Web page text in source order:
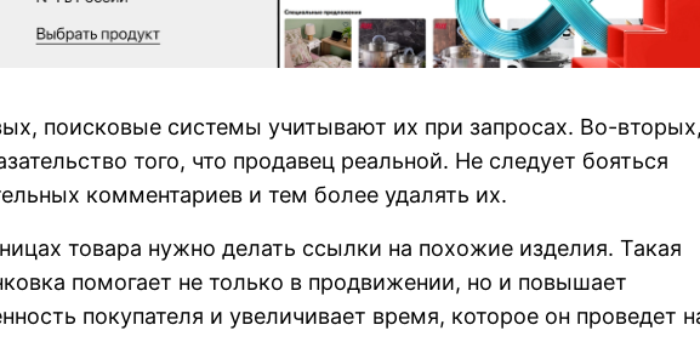
поисковые системы учитывают их при запросах. Во-
того, что продавец реальной. Не следует бояться
комментариев и тем более удалять их.
товара нужно делать ссылки на похожие изделия. Такая
помогает не только в продвижении, но и повышает
покупателя и увеличивает время, которое он проведет